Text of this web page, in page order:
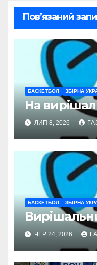
Пов’язаний
БАСКЕТБОЛ ЗБІРНА
На
ЛИП 8, 2026
БАСКЕТБОЛ ЗБІРНА
ЧЕР 24, 2026